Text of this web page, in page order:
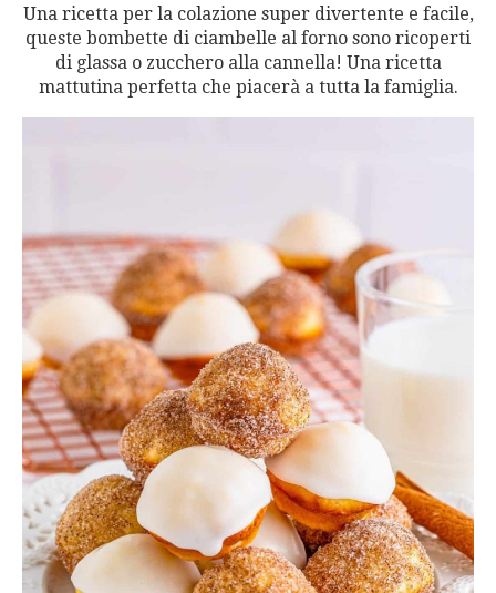
Una ricetta per la colazione super divertente e facile,
queste bombette di ciambelle al forno sono ricoperti
di glassa o zucchero alla cannella! Una ricetta
mattutina perfetta che piacerà a tutta la famiglia.